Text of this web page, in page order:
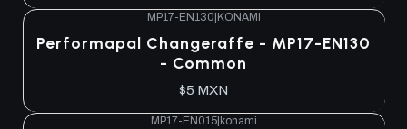
MP17-EN130 KONAMI
Performapal Changeraffe - MP17-EN130
- Common
$5 MXN
MP17-EN015| konami